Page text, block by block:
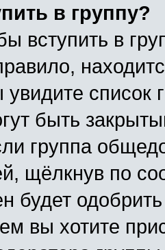
в группу?
вступить в
увидите список
быть
группа
щёлкнув по
будет
вы хотите